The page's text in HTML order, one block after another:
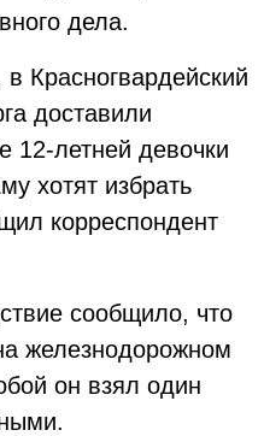
дела.
Красногвардейский
доставили
12-летней девочки
хотят избрать
корреспондент
сообщило, что
железнодорожном
он взял один